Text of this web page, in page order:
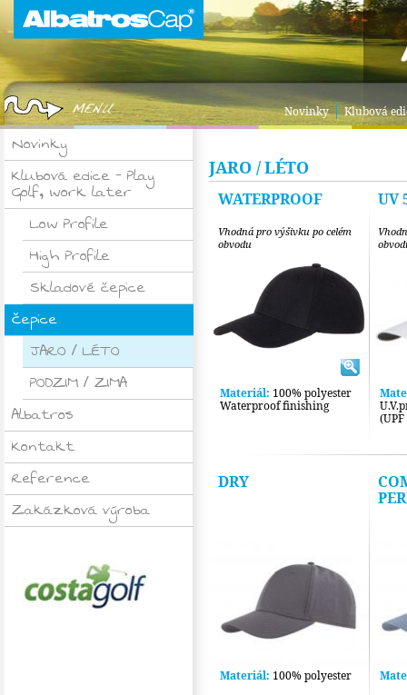
Novinky|Klubová
Novinky
Klubová edice – Play
Golf, work later
Low Profile
High Profile
Skladové čepice
Čepice
JARO / LÉTO
PODZIM / ZIMA
Albatros
Kontakt
Reference
Zakázková výroba
JARO / LÉTO
WATERPROOF
Vhodná pro výšivku po celém
obvodu
Materiál: 100% polyester
Waterproof finishing
UV
DRY
Materiál: 100% polyester